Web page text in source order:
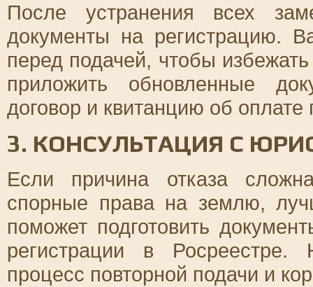
После устранения всех
документы на регистрацию.
перед подачей, чтобы
приложить обновленные
договор и квитанцию об
3. КОНСУЛЬТАЦИЯ С
Если причина отказа
спорные права на землю,
поможет подготовить
регистрации в
процесс повторной подачи и